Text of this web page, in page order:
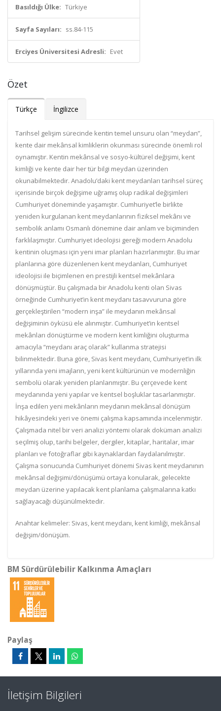
Basıldığı Ülke: Türkiye
Sayfa Sayıları: ss.84-115
Erciyes Üniversitesi Adresli: Evet
Özet
Türkçe İngilizce
Tarihsel gelişim sürecinde kentin temel unsuru olan “meydan”,
kente dair mekânsal kimliklerin okunması sürecinde önemli rol
oynamıştır. Kentin mekânsal ve sosyo-kültürel değişimi, kent
kimliği ve kente dair her tür bilgi meydan üzerinden
okunabilmektedir. Anadolu’daki kent meydanları tarihsel süreç
içerisinde birçok değişime uğramış olup radikal değişimleri
Cumhuriyet döneminde yaşamıştır. Cumhuriyet’le birlikte
yeniden kurgulanan kent meydanlarının fiziksel mekânı ve
sembolik anlamı Osmanlı dönemine dair anlam ve biçiminden
farklılaşmıştır. Cumhuriyet ideolojisi gereği modern Anadolu
kentinin oluşması için yeni imar planları hazırlanmıştır. Bu imar
planlarına göre düzenlenen kent meydanları, Cumhuriyet
ideolojisi ile biçimlenen en prestijli kentsel mekânlara
dönüşmüştür. Bu çalışmada bir Anadolu kenti olan Sivas
örneğinde Cumhuriyet’in kent meydanı tasavvuruna göre
gerçekleştirilen “modern inşa” ile meydanın mekânsal
değişiminin öyküsü ele alınmıştır. Cumhuriyet’in kentsel
mekânları dönüştürme ve modern kent kimliğini oluşturma
amacıyla “meydanı araç olarak” kullanma stratejisi
bilinmektedir. Buna göre, Sivas kent meydanı, Cumhuriyet’in ilk
yıllarında yeni imajların, yeni kent kültürünün ve modernliğin
sembolü olarak yeniden planlanmıştır. Bu çerçevede kent
meydanında yeni yapılar ve kentsel boşluklar tasarlanmıştır.
İnşa edilen yeni mekânların meydanın mekânsal dönüşüm
hikâyesindeki yeri ve önemi çalışma kapsamında incelenmiştir.
Çalışmada nitel bir veri analizi yöntemi olarak doküman analizi
seçilmiş olup, tarihi belgeler, dergiler, kitaplar, haritalar, imar
planları ve fotoğraflar gibi kaynaklardan faydalanılmıştır.
Çalışma sonucunda Cumhuriyet dönemi Sivas kent meydanının
mekânsal değişimi/dönüşümü ortaya konularak, gelecekte
meydan üzerine yapılacak kent planlama çalışmalarına katkı
sağlayacağı düşünülmektedir.
Anahtar kelimeler: Sivas, kent meydanı, kent kimliği, mekânsal
değişim/dönüşüm.
BM Sürdürülebilir Kalkınma Amaçları
Paylaş
İletişim Bilgileri